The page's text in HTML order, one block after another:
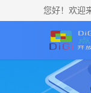
您好！欢迎